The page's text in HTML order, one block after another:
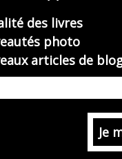
des livres
photo
articles de